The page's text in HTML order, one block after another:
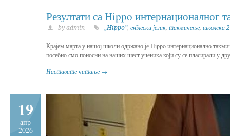
Резултати са Hippo интернационалног
by admin „Hippo”, енглески језик, такмичење, школска
Крајем марта у нашој школи одржано је Hippo интернационално
посебно смо поносни на наших шест ученика који су се пласирали у
Наставите читање →
19
апр
2026